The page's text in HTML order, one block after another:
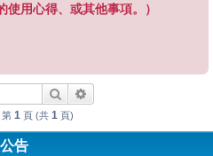
用心得、或其他事項。）
搜尋
第 1 頁 (共 1 頁)
公告